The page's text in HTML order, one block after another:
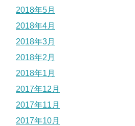
2018年5月
2018年4月
2018年3月
2018年2月
2018年1月
2017年12月
2017年11月
2017年10月